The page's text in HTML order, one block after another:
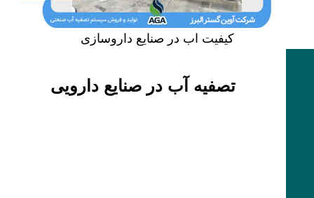
کیفیت اب در صنایع داروسازی
تصفیه آب در صنایع دارویی